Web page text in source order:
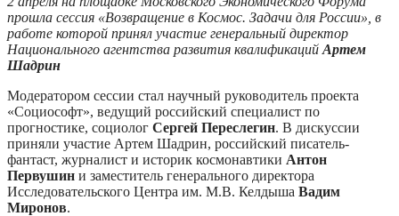
прошла сессия «Возвращение в Космос. Задачи для России», в
работе которой принял участие генеральный директор
Национального агентства развития квалификаций Артем
Шадрин
Модератором сессии стал научный руководитель проекта
«Социософт», ведущий российский специалист по
прогностике, социолог Сергей Переслегин. В дискуссии
приняли участие Артем Шадрин, российский писатель-
фантаст, журналист и историк космонавтики Антон
Первушин и заместитель генерального директора
Исследовательского Центра им. М.В. Келдыша Вадим
Миронов.